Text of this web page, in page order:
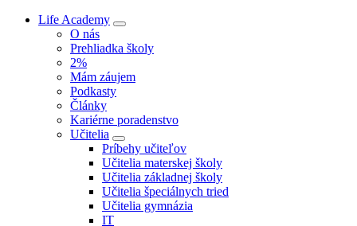
Life Academy
O nás
Prehliadka školy
2%
Mám záujem
Podkasty
Články
Kariérne poradenstvo
Učitelia
Príbehy učiteľov
Učitelia materskej školy
Učitelia základnej školy
Učitelia špeciálnych tried
Učitelia gymnázia
IT